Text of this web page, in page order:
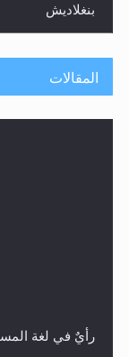
بنغلاديش
اليوم الوطني
المقالات
رأيٌ في لغة